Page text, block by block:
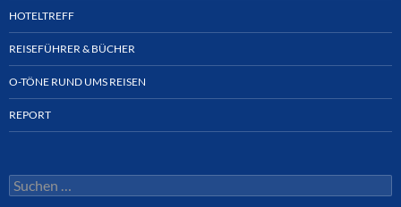
HOTELTREFF
REISEFÜHRER & BÜCHER
O-TÖNE RUND UMS REISEN
REPORT
Suchen
nach: